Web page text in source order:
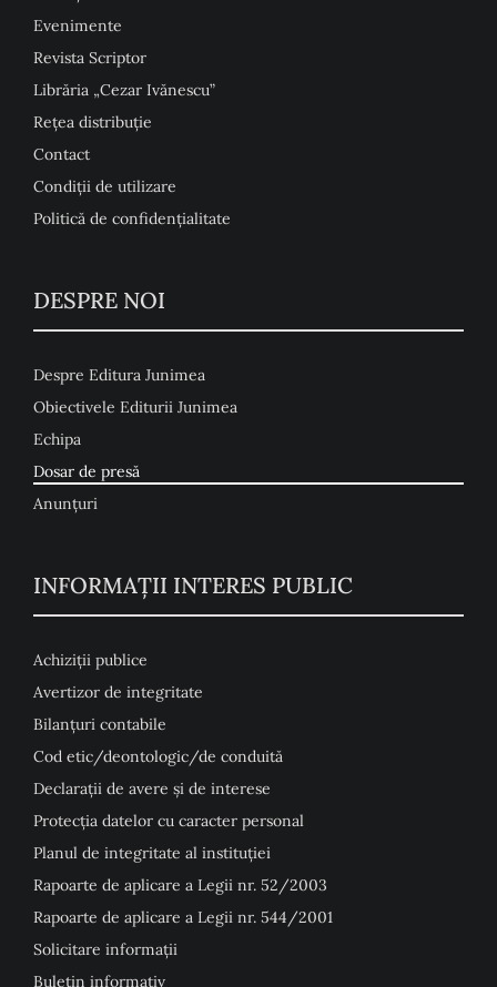
Evenimente
Revista Scriptor
Librăria „Cezar Ivănescu”
Rețea distribuție
Contact
Condiţii de utilizare
Politică de confidențialitate
DESPRE NOI
Despre Editura Junimea
Obiectivele Editurii Junimea
Echipa
Dosar de presă
Anunţuri
INFORMAȚII INTERES PUBLIC
Achiziții publice
Avertizor de integritate
Bilanțuri contabile
Cod etic/deontologic/de conduită
Declarații de avere și de interese
Protecția datelor cu caracter personal
Planul de integritate al instituției
Rapoarte de aplicare a Legii nr. 52/2003
Rapoarte de aplicare a Legii nr. 544/2001
Solicitare informații
Buletin informativ